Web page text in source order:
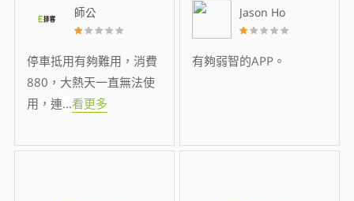
師公
停車抵用有夠難用，消費
880，大熱天一直無法使
用，連...看更多
Jason Ho
有夠弱智的APP。